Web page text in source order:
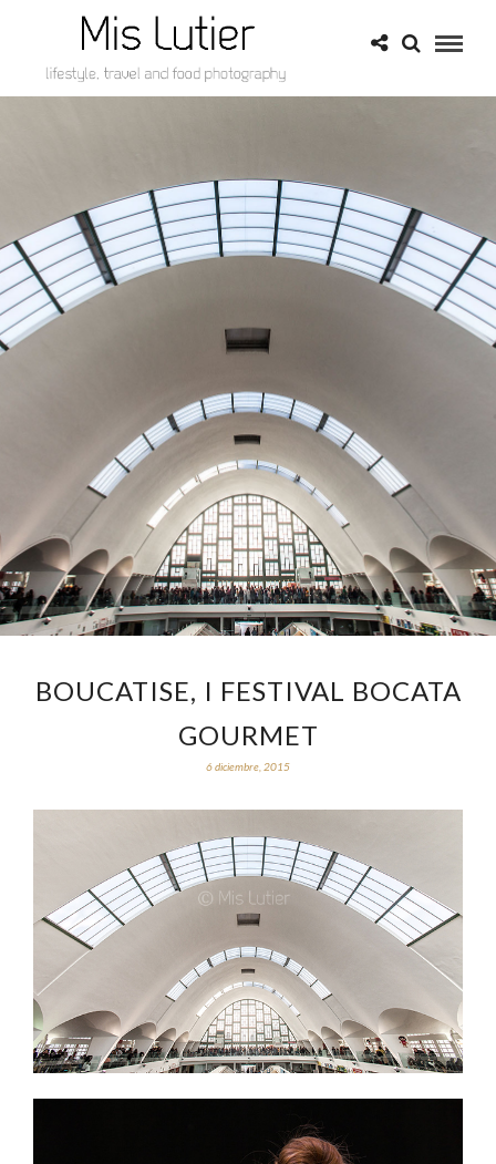
BOUCATISE, I FESTIVAL BOCATA
GOURMET
6 diciembre, 2015